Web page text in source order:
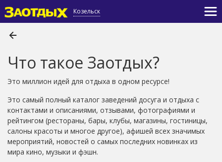
Козельск
Что такое Заотдых?
Это миллион идей для отдыха в одном ресурсе!
Это самый полный каталог заведений досуга и отдыха с
контактами и описаниями, отзывами, фотографиями и
рейтингом (рестораны, бары, клубы, магазины, гостиницы,
салоны красоты и многое другое), афишей всех значимых
мероприятий, новостей о самых последних новинках из
мира кино, музыки и фэшн.